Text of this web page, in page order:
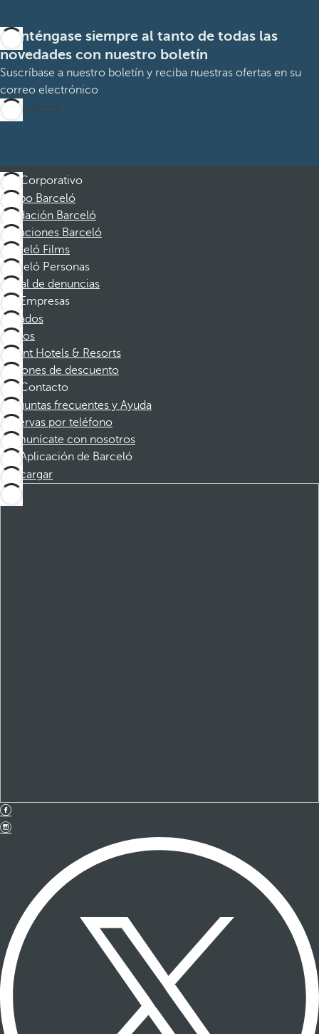
Manténgase siempre al tanto de todas las
novedades con nuestro boletín
Suscríbase a nuestro boletín y reciba nuestras ofertas en su
correo electrónico
Suscribirme
Corporativo
Grupo Barceló
Fundación Barceló
Vacaciones Barceló
Barceló Films
Barceló Personas
Canal de denuncias
Empresas
Afiliados
Socios
Dorint Hotels & Resorts
Cupones de descuento
Contacto
Preguntas frecuentes y Ayuda
Reservas por teléfono
Comunícate con nosotros
Aplicación de Barceló
Descargar